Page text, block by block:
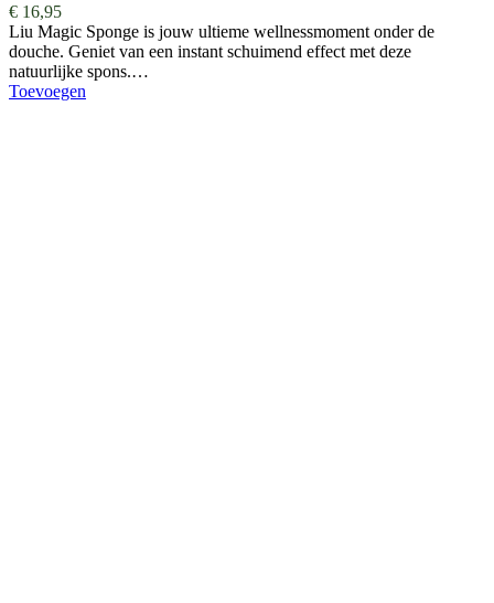
€ 16,95
Liu Magic Sponge is jouw ultieme wellnessmoment onder de
douche. Geniet van een instant schuimend effect met deze
natuurlijke spons.…
Toevoegen